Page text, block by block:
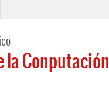
la Conputación